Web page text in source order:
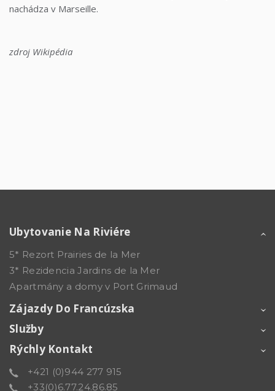
nachádza v Marseille.
zdroj Wikipédia
Ubytovanie Na Riviére
5* Rezort Prairies de la Mer
3* Rezidencia Jardins de la Mer
Apartmány a domy v Port Grimaud
Zájazdy Do Francúzska
Služby
Rýchly Kontakt
+421 (0)944 277 915
+33(0)6.77.24.86.85